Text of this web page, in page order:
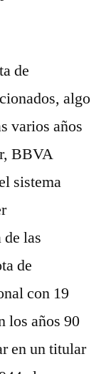
de
algo
varios años
BBVA
sistema
las
de
con 19
los años 90
en un titular